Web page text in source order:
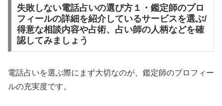
失敗しない電話占いの選び方１・鑑定師のプロ
フィールの詳細を紹介しているサービスを選ぶ/
得意な相談内容や占術、占い師の人柄などを確
認してみましょう
電話占いを選ぶ際にまず大切なのが、鑑定師のプロフィー
ルの充実度です。